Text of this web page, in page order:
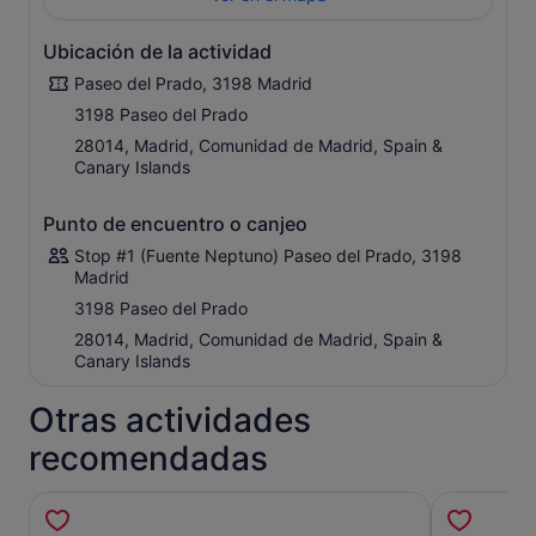
Ubicación de la actividad
Paseo del Prado, 3198 Madrid
3198 Paseo del Prado
28014, Madrid, Comunidad de Madrid, Spain &
Canary Islands
Punto de encuentro o canjeo
Stop #1 (Fuente Neptuno) Paseo del Prado, 3198
Madrid
3198 Paseo del Prado
28014, Madrid, Comunidad de Madrid, Spain &
Canary Islands
Otras actividades
recomendadas